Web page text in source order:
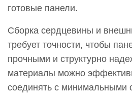
сэндвич-
панели
PCGI
отличаются
готовые панели.
Сборка сердцевины и
требует точности, чтобы
прочными и структурно
материалы можно
соединять с минимальными